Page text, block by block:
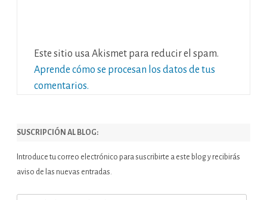
Este sitio usa Akismet para reducir el spam.
Aprende cómo se procesan los datos de tus
comentarios.
SUSCRIPCIÓN AL BLOG:
Introduce tu correo electrónico para suscribirte a este blog y recibirás
aviso de las nuevas entradas.